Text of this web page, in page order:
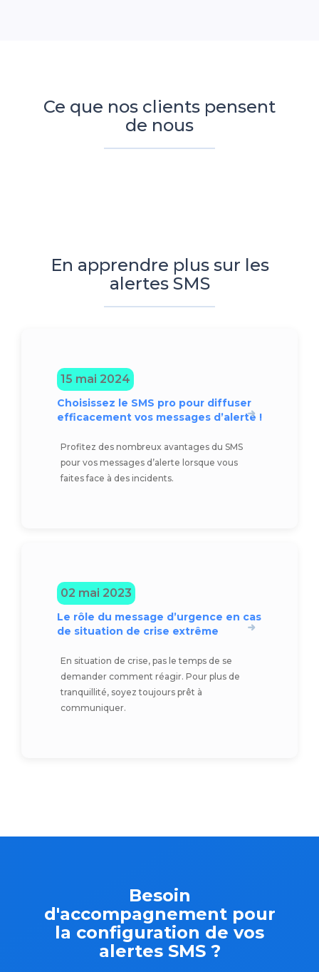
Ce que nos clients pensent
de nous
En apprendre plus sur les
alertes SMS
15 mai 2024
Choisissez le SMS pro pour diffuser
efficacement vos messages d’alerte !
Profitez des nombreux avantages du SMS
pour vos messages d’alerte lorsque vous
faites face à des incidents.
02 mai 2023
Le rôle du message d’urgence en cas
de situation de crise extrême
En situation de crise, pas le temps de se
demander comment réagir. Pour plus de
tranquillité, soyez toujours prêt à
communiquer.
Besoin
d'accompagnement pour
la configuration de vos
alertes SMS ?